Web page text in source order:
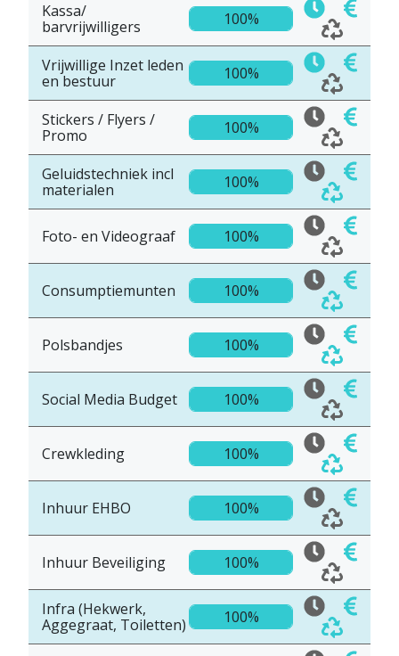
Kassa/
barvrijwilligers
100%
Vrijwillige Inzet leden
en bestuur
100%
Stickers / Flyers /
Promo
100%
Geluidstechniek incl
materialen
100%
Foto- en Videograaf 100%
Consumptiemunten 100%
Polsbandjes 100%
Social Media Budget 100%
Crewkleding 100%
Inhuur EHBO 100%
Inhuur Beveiliging 100%
Infra (Hekwerk,
Aggegraat, Toiletten)
100%